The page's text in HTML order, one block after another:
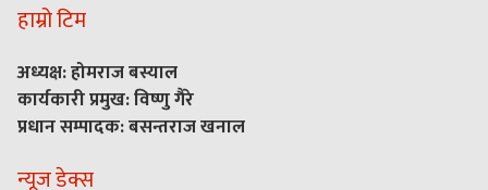
हाम्रो टिम
अध्यक्ष: होमराज बस्याल
कार्यकारी प्रमुख: विष्णु गैरे
प्रधान सम्पादक: बसन्तराज खनाल
न्यूज डेक्स